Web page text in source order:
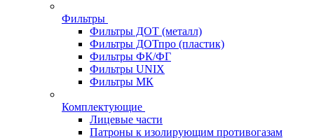
Фильтры
Фильтры ДОТ (металл)
Фильтры ДОТпро (пластик)
Фильтры ФК/ФГ
Фильтры UNIX
Фильтры МК
Комплектующие
Лицевые части
Патроны к изолирующим противогазам